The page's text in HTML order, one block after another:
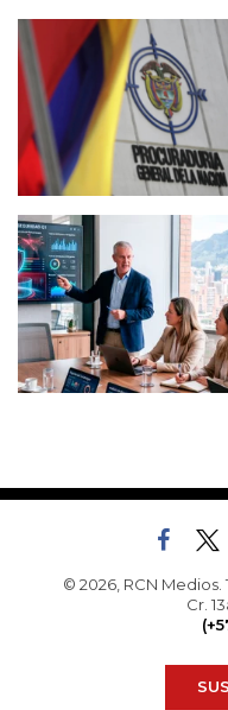
© 2026, RCN
Cr.